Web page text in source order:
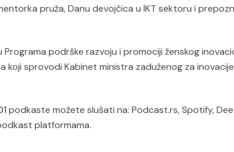
pruža, Danu devojčica u IKT sektoru i
podrške razvoju i promociji ženskog
koji sprovodi Kabinet ministra zaduženog za
podkaste možete slušati na: Podcast.rs, Spotify,
platformama.